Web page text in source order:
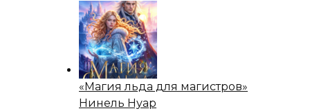
«Магия льда для магистров»
Нинель Нуар